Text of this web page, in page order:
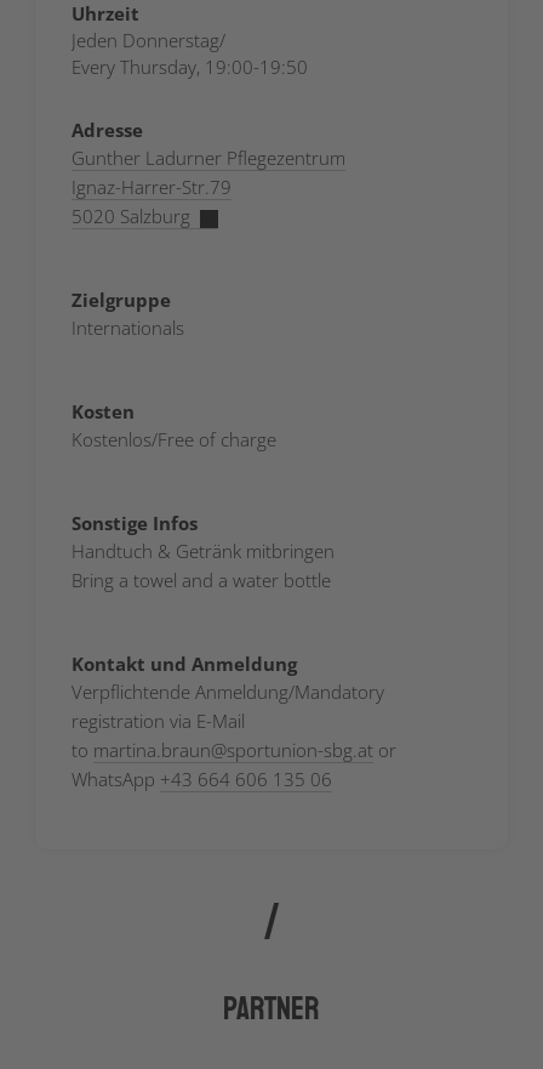
Uhrzeit
Jeden Donnerstag/
Every Thursday, 19:00-19:50
Adresse
Gunther Ladurner Pflegezentrum
Ignaz-Harrer-Str.79
5020 Salzburg
Zielgruppe
Internationals
Kosten
Kostenlos/Free of charge
Sonstige Infos
Handtuch & Getränk mitbringen
Bring a towel and a water bottle
Kontakt und Anmeldung
Verpflichtende Anmeldung/Mandatory
registration via E-Mail
to martina.braun@sportunion-sbg.at or
WhatsApp +43 664 606 135 06
Partner